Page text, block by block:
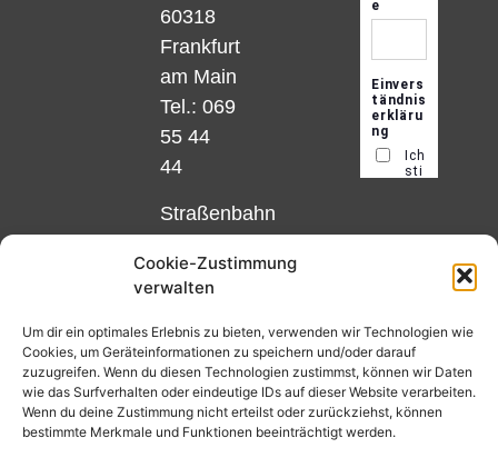
Cookie-Zustimmung
verwalten
Um dir ein optimales Erlebnis zu bieten, verwenden wir Technologien wie
Cookies, um Geräteinformationen zu speichern und/oder darauf
zuzugreifen. Wenn du diesen Technologien zustimmst, können wir Daten
wie das Surfverhalten oder eindeutige IDs auf dieser Website verarbeiten.
Wenn du deine Zustimmung nicht erteilst oder zurückziehst, können
bestimmte Merkmale und Funktionen beeinträchtigt werden.
60318
Frankfurt
am Main
Tel.: 069
55 44
44
Straßenbahn
und 12,
Matthias-
Beltz-
Platz
oder